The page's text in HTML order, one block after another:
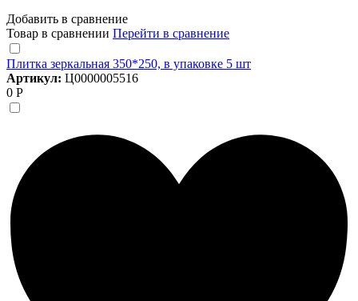
Добавить в сравнение
Товар в сравнении Перейти в сравнение
Плитка зеркальная 350*250, в упаковке 5 шт
Артикул: Ц0000005516
0 Р